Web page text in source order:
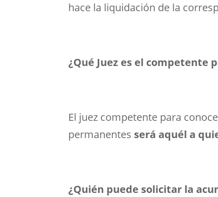
hace la liquidación de la
¿Qué Juez es el competente
El juez competente para
permanentes será aquél a
¿Quién puede solicitar la